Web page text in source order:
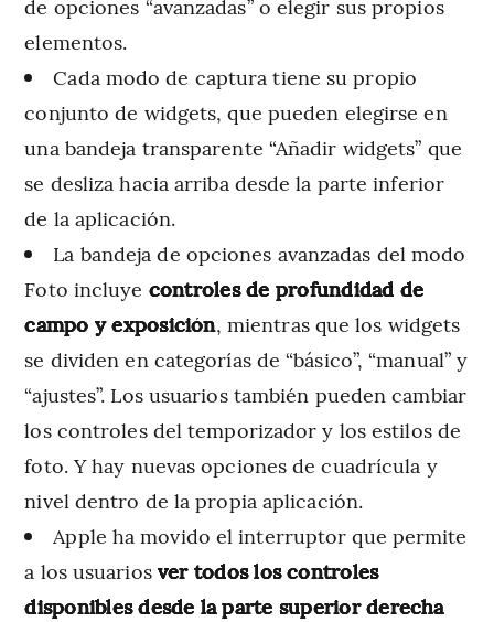
de opciones “avanzadas” o elegir sus propios
elementos.
Cada modo de captura tiene su propio
conjunto de widgets, que pueden elegirse en
una bandeja transparente “Añadir widgets” que
se desliza hacia arriba desde la parte inferior
de la aplicación.
La bandeja de opciones avanzadas del modo
Foto incluye controles de profundidad de
campo y exposición, mientras que los widgets
se dividen en categorías de “básico”, “manual” y
“ajustes”. Los usuarios también pueden cambiar
los controles del temporizador y los estilos de
foto. Y hay nuevas opciones de cuadrícula y
nivel dentro de la propia aplicación.
Apple ha movido el interruptor que permite
a los usuarios ver todos los controles
disponibles desde la parte superior derecha